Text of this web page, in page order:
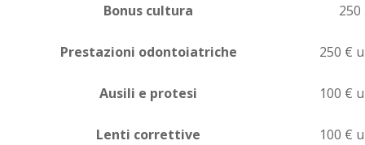
Bonus cultura
Prestazioni odontoiatriche 250 €
Ausili e protesi 100 €
Lenti correttive 100 €